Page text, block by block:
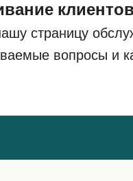
with Car - Sverigesvej 1,
with Car -
клиентов
страницу
вопросы и